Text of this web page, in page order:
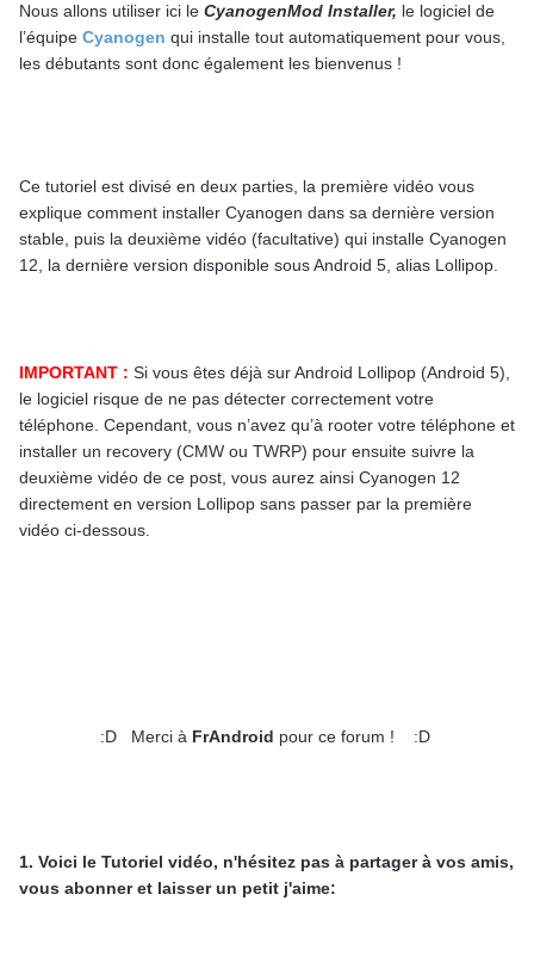
Nous allons utiliser ici le CyanogenMod Installer, le logiciel de
l’équipe Cyanogen qui installe tout automatiquement pour vous,
les débutants sont donc également les bienvenus !
Ce tutoriel est divisé en deux parties, la première vidéo vous
explique comment installer Cyanogen dans sa dernière version
stable, puis la deuxième vidéo (facultative) qui installe Cyanogen
12, la dernière version disponible sous Android 5, alias Lollipop.
IMPORTANT : Si vous êtes déjà sur Android Lollipop (Android 5),
le logiciel risque de ne pas détecter correctement votre
téléphone. Cependant, vous n’avez qu’à rooter votre téléphone et
installer un recovery (CMW ou TWRP) pour ensuite suivre la
deuxième vidéo de ce post, vous aurez ainsi Cyanogen 12
directement en version Lollipop sans passer par la première
vidéo ci-dessous.
:D Merci à FrAndroid pour ce forum ! :D
1. Voici le Tutoriel vidéo, n'hésitez pas à partager à vos amis,
vous abonner et laisser un petit j'aime: